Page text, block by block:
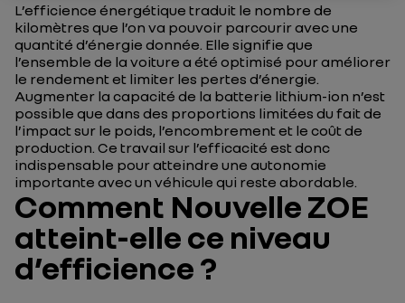
L’efficience énergétique traduit le nombre de
kilomètres que l’on va pouvoir parcourir avec une
quantité d’énergie donnée. Elle signifie que
l’ensemble de la voiture a été optimisé pour améliorer
le rendement et limiter les pertes d’énergie.
Augmenter la capacité de la batterie lithium-ion n’est
possible que dans des proportions limitées du fait de
l’impact sur le poids, l’encombrement et le coût de
production. Ce travail sur l’efficacité est donc
indispensable pour atteindre une autonomie
importante avec un véhicule qui reste abordable.
Comment Nouvelle ZOE
atteint-elle ce niveau
d’efficience ?